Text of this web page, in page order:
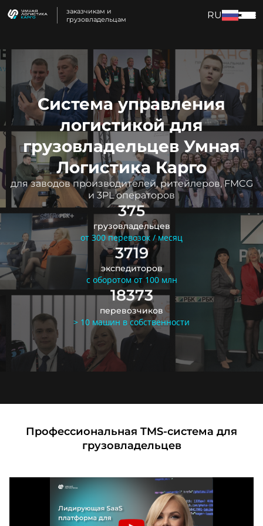
заказчикам и
грузовладельцам
RU
Система управления
логистикой для
грузовладельцев Умная
Логистика Карго
для заводов производителей, ритейлеров, FMCG
и 3PL операторов
375
грузовладельцев
от 300 перевозок / месяц
3719
экспедиторов
с оборотом от 100 млн
18373
перевозчиков
> 10 машин в собственности
Профессиональная TMS-система для
грузовладельцев